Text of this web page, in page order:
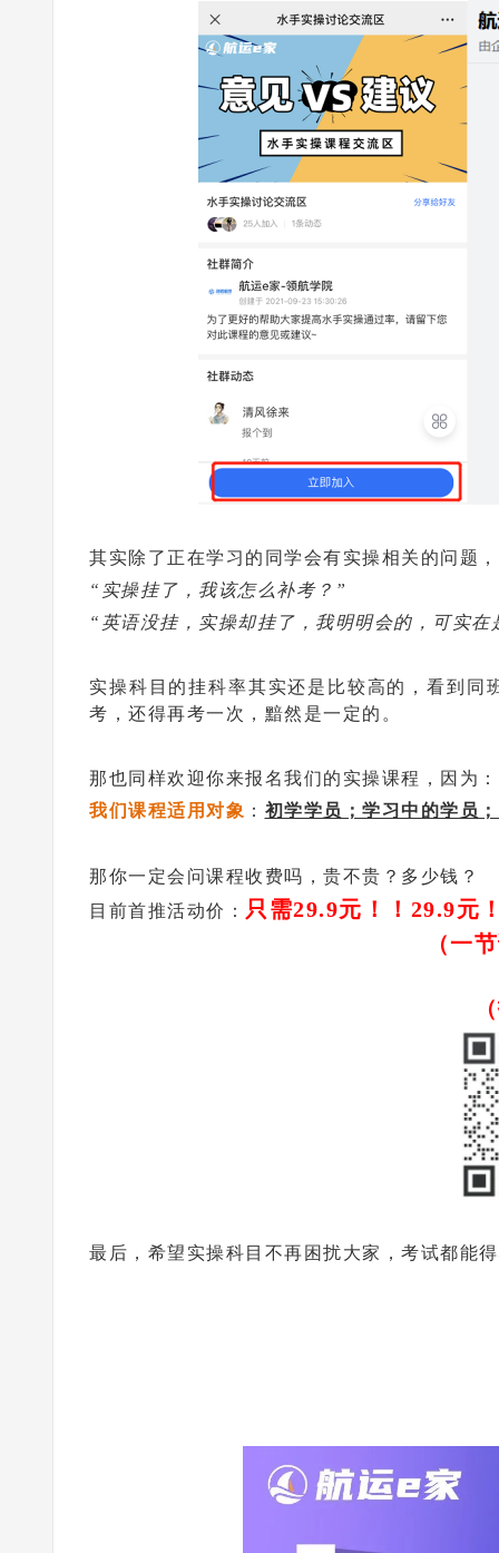
其实除了正在学习的同学会有实操相关的问题
“实操挂了，我该怎么补考？”
“英语没挂，实操却挂了，我明明会的，可实
实操科目的挂科率其实还是比较高的，看到
考，还得再考一次，黯然是一定的。
那也同样欢迎你来报名我们的实操课程，因为：
我们课程适用对象 ： 初学学员；学习中的学员
那你一定会问课程收费吗，贵不贵？多少钱？
目前首推活动价： 只需29.9元！！29.9元
（一
最后，希望实操科目不再困扰大家，考试都能